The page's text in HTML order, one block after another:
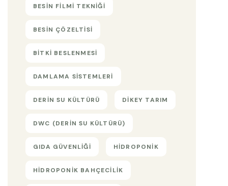
BESIN FILMI TEKNIĞI
BESIN ÇÖZELTISI
BITKI BESLENMESI
DAMLAMA SISTEMLERI
DERIN SU KÜLTÜRÜ DIKEY TARIM
DWC (DERIN SU KÜLTÜRÜ)
GIDA GÜVENLIĞI HIDROPONIK
HIDROPONIK BAHÇECILIK